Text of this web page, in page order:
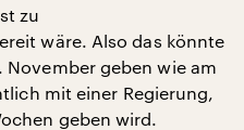
zu
wäre. Also das könnte
November geben wie am
mit einer Regierung,
geben wird.